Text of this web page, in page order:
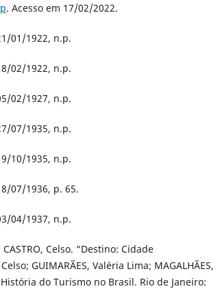
. Acesso em 17/02/2022.
01/1922, n.p.
02/1922, n.p.
02/1927, n.p.
07/1935, n.p.
10/1935, n.p.
07/1936, p. 65.
04/1937, n.p.
CASTRO, Celso. “Destino: Cidade
GUIMARÃES, Valéria Lima; MAGALHÃES,
do Turismo no Brasil. Rio de Janeiro: